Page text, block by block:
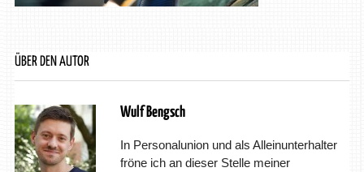
ÜBER DEN AUTOR
Wulf Bengsch
In Personalunion und als Alleinunterhalter
fröne ich an dieser Stelle meiner